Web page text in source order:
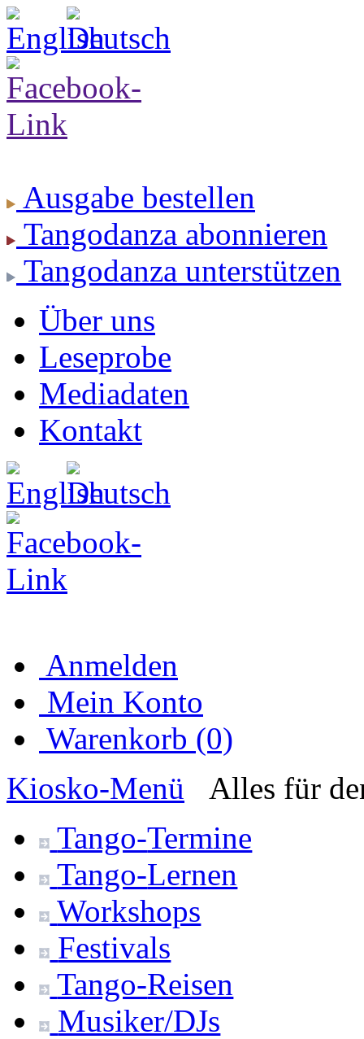
Ausgabe bestellen
Tangodanza abonnieren
Tangodanza unterstützen
Über uns
Leseprobe
Mediadaten
Kontakt
Anmelden
Mein Konto
Warenkorb (0)
Kiosko-Menü
Alles für
Tango-Termine
Tango-Lernen
Workshops
Festivals
Tango-Reisen
Musiker/DJs